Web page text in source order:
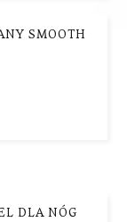
SMOOTH
DLA NÓG